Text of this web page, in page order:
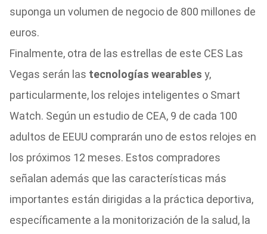
suponga un volumen de negocio de 800 millones de
euros.
Finalmente, otra de las estrellas de este CES Las
Vegas serán las tecnologías wearables y,
particularmente, los relojes inteligentes o Smart
Watch. Según un estudio de CEA, 9 de cada 100
adultos de EEUU comprarán uno de estos relojes en
los próximos 12 meses. Estos compradores
señalan además que las características más
importantes están dirigidas a la práctica deportiva,
específicamente a la monitorización de la salud, la